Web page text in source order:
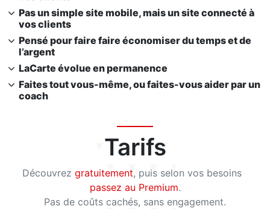
Pas un simple site mobile, mais un site connecté à
vos clients
Pensé pour faire faire économiser du temps et de
l’argent
LaCarte évolue en permanence
Faites tout vous-même, ou faites-vous aider par un
coach
Tarifs
Découvrez gratuitement, puis selon vos besoins
passez au Premium.
Pas de coûts cachés, sans engagement.